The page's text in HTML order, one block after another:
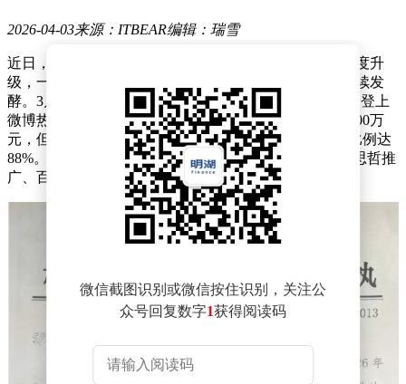
2026-04-03来源：ITBEAR编辑：瑞雪
近日，演员鞠婧祎与前经纪公司丝芭传媒的合约纠纷再度升
级，一场围绕偷税举报、合约效力及商业权益的争议持续发
酵。3月31日，一则“鞠婧祎被实名举报偷税漏税”的话题登上
微博热搜榜首，举报材料显示，其2024年申报收入约1100万
元，但同年6月至12月实际收入超5000万元，涉嫌瞒报比例达
88%。举报中提及的收入明细包括FENDI手袋代言、范思哲推
广、百度地图代言及网剧《月鳞绮纪》1600万元片酬等。
微信截图识别或微信按住识别，关注公
众号回复数字1获得阅读码